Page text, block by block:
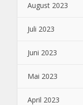
August 2023
Juli 2023
Juni 2023
Mai 2023
April 2023